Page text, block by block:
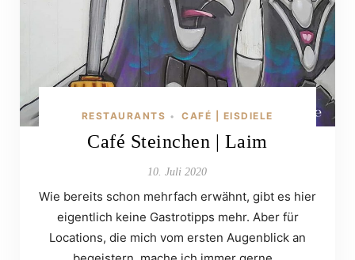
RESTAURANTS • CAFÉ | EISDIELE
Café Steinchen | Laim
10. Juli 2020
Wie bereits schon mehrfach erwähnt, gibt es hier
eigentlich keine Gastrotipps mehr. Aber für
Locations, die mich vom ersten Augenblick an